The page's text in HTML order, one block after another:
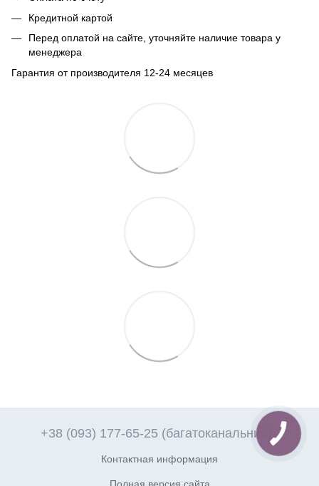
Кредитной картой
Перед оплатой на сайте, уточняйте наличие товара у
менеджера
Гарантия от производителя 12-24 месяцев
+38 (093) 177-65-25 (багатоканальний)
Контактная информация
Полная версия сайта